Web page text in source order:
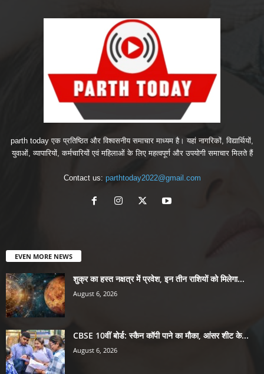
parth today एक प्रतिष्ठित और विश्वसनीय समाचार माध्यम है। यहां नागरिकों, विद्यार्थियों,
युवाओं, व्यापारियों, कर्मचारियों एवं महिलाओं के लिए महत्वपूर्ण और उपयोगी समाचार मिलते हैं
Contact us: parthtoday2022@gmail.com
EVEN MORE NEWS
शुक्र का हस्त नक्षत्र में प्रवेश, इन तीन राशियों को मिलेगा...
August 6, 2026
CBSE 10वीं बोर्ड: स्कैन कॉपी पाने का मौका, आंसर शीट के...
August 6, 2026